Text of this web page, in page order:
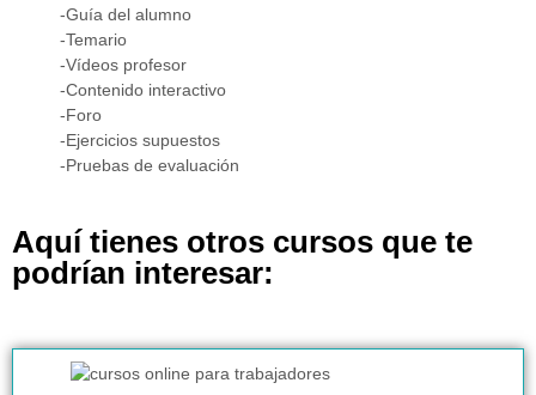
-Guía del alumno
-Temario
-Vídeos profesor
-Contenido interactivo
-Foro
-Ejercicios supuestos
-Pruebas de evaluación
Aquí tienes otros cursos que te
podrían interesar: